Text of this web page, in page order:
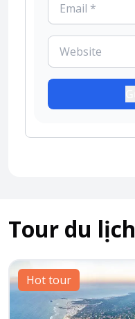
Tour du
Hot tour